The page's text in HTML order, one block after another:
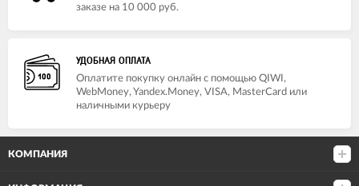
заказе на 10 000 руб.
УДОБНАЯ ОПЛАТА
Оплатите покупку онлайн с помощью QIWI,
WebMoney, Yandex.Money, VISA, MasterCard или
наличными курьеру
КОМПАНИЯ